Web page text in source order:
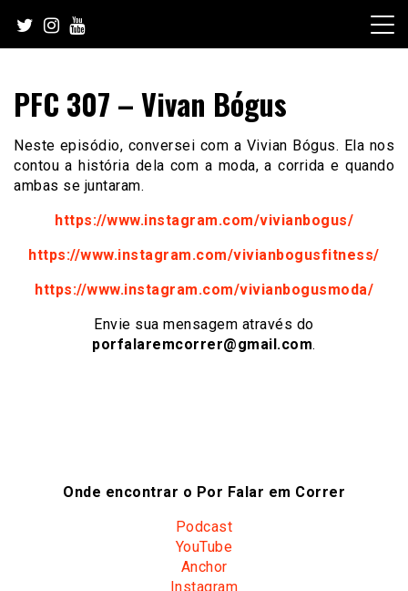
content
PFC 307 – Vivan Bógus
Neste episódio, conversei com a Vivian Bógus. Ela nos
contou a história dela com a moda, a corrida e quando
ambas se juntaram.
https://www.instagram.com/vivianbogus/
https://www.instagram.com/vivianbogusfitness/
https://www.instagram.com/vivianbogusmoda/
Envie sua mensagem através do
porfalaremcorrer@gmail.com.
Onde encontrar o Por Falar em Correr
Podcast
YouTube
Anchor
Instagram